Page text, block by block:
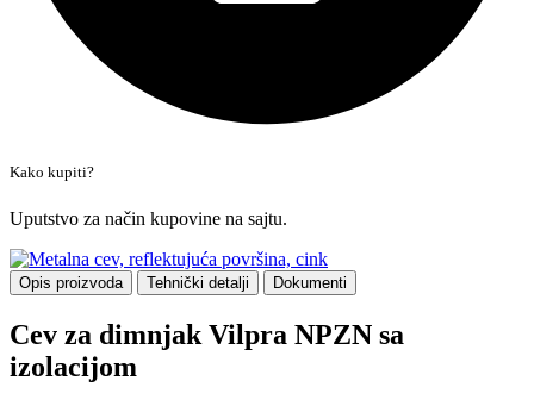
Kako kupiti?
Uputstvo za način kupovine na sajtu.
Opis proizvoda Tehnički detalji Dokumenti
Cev za dimnjak Vilpra NPZN sa
izolacijom